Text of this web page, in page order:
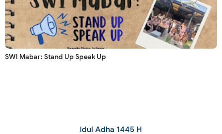
SWI Mabar: Stand Up Speak Up
Idul Adha 1445 H